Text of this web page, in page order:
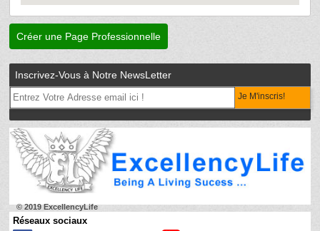
Créer une Page Professionnelle
Inscrivez-Vous à Notre NewsLetter
Je M'inscris!
© 2019 ExcellencyLife
Réseaux sociaux